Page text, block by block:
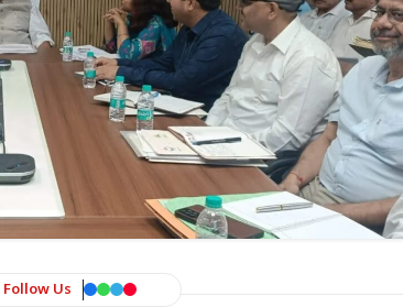
Follow Us